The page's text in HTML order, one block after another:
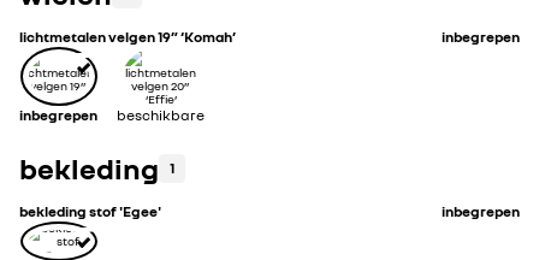
lichtmetalen velgen 19” ‘Komah’ inbegrepen
inbegrepen beschikbare
bekleding 1
bekleding stof 'Egee' inbegrepen